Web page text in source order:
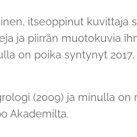
itseoppinut kuvittaja
ja piirrän muotokuvia
on poika syntynyt 2017.
(2009) ja minulla on
Akademilta.